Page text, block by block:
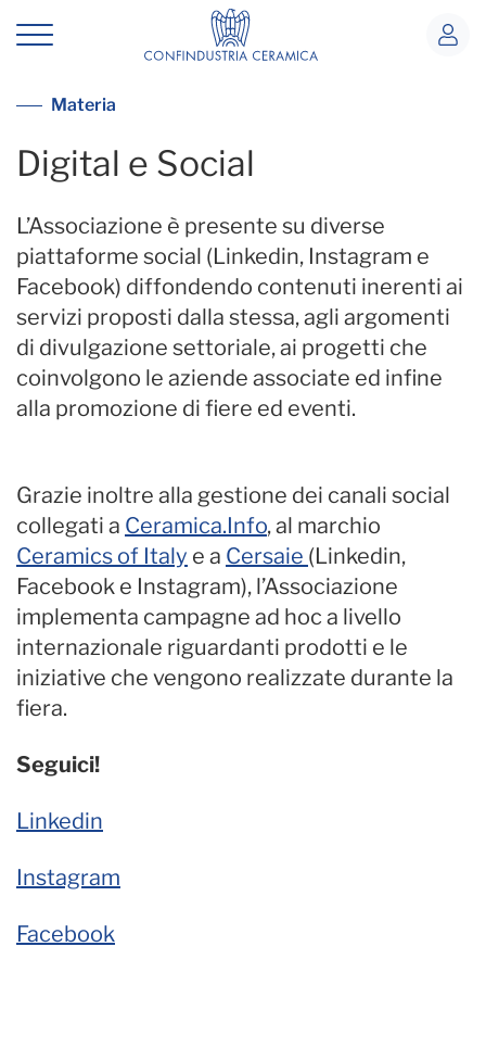
Digital e Social
Comunicazione
Materia
Digital e Social
L’Associazione è presente su diverse
piattaforme social (Linkedin, Instagram e
Facebook) diffondendo contenuti inerenti ai
servizi proposti dalla stessa, agli argomenti
di divulgazione settoriale, ai progetti che
coinvolgono le aziende associate ed infine
alla promozione di fiere ed eventi.
Grazie inoltre alla gestione dei canali social
collegati a Ceramica.Info, al marchio
Ceramics of Italy e a Cersaie (Linkedin,
Facebook e Instagram), l’Associazione
implementa campagne ad hoc a livello
internazionale riguardanti prodotti e le
iniziative che vengono realizzate durante la
fiera.
Seguici!
Linkedin
Instagram
Facebook